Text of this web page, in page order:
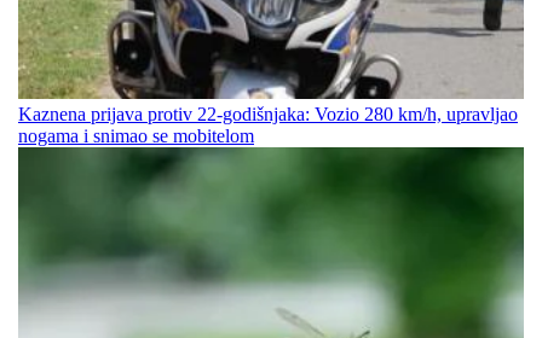
Kaznena prijava protiv 22-godišnjaka: Vozio 280 km/h, upravljao
nogama i snimao se mobitelom